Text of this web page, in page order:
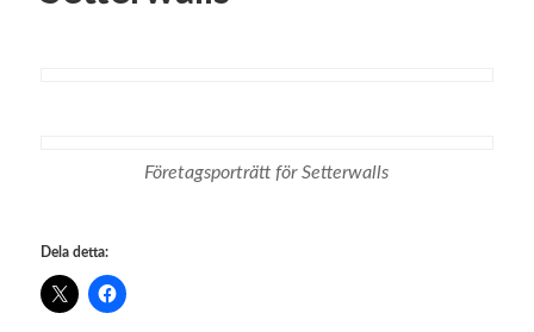
Företagsporträtt för Setterwalls
Dela detta: